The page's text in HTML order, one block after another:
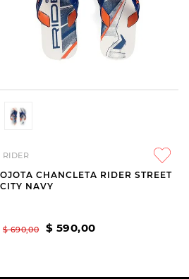
RIDER
OJOTA CHANCLETA RIDER STREET
CITY NAVY
$ 690,00 $ 590,00